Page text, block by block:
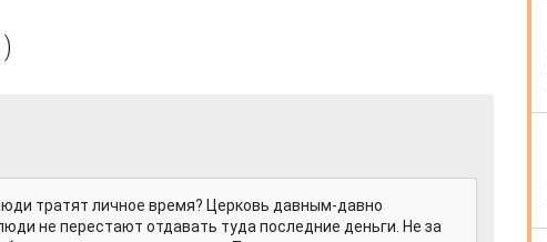
тратят личное время? Церковь давным-давно
не перестают отдавать туда последние деньги. Не за